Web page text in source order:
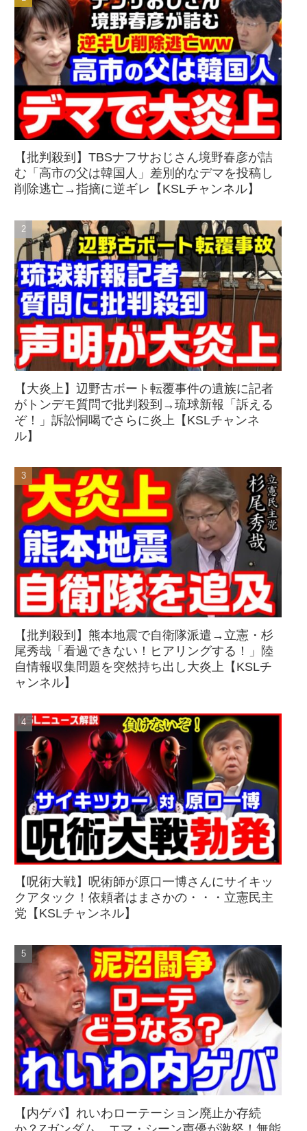
【批判殺到】TBSナフサおじさん境野春彦が詰
む「高市の父は韓国人」差別的なデマを投稿し
削除逃亡→指摘に逆ギレ【KSLチャンネル】
【大炎上】辺野古ボート転覆事件の遺族に記者
がトンデモ質問で批判殺到→琉球新報「訴える
ぞ！」訴訟恫喝でさらに炎上【KSLチャンネ
ル】
【批判殺到】熊本地震で自衛隊派遣→立憲・杉
尾秀哉「看過できない！ヒアリングする！」陸
自情報収集問題を突然持ち出し大炎上【KSLチ
ャンネル】
【呪術大戦】呪術師が原口一博さんにサイキッ
クアタック！依頼者はまさかの・・・立憲民主
党【KSLチャンネル】
【内ゲバ】れいわローテーション廃止か存続